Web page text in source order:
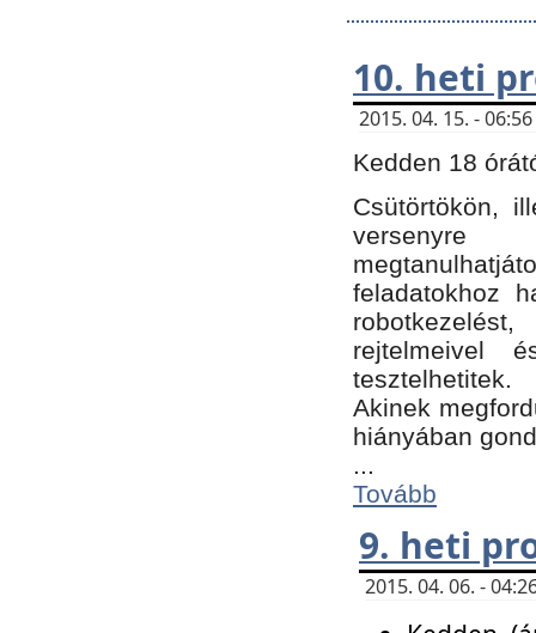
10. heti
2015. 04. 15. -
Kedden 18
Csütörtökön,
versenyre
feladatokhoz
rejtelmeivel
tesztelhetitek.
Akinek
hiányában
...
Tovább
9. heti
2015. 04. 06. -